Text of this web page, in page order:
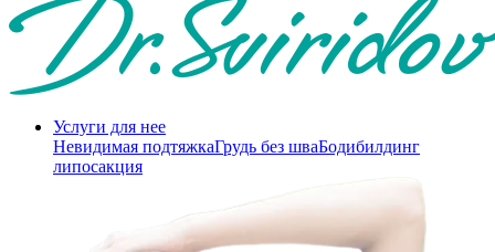
Услуги для нее
Невидимая подтяжкаГрудь без шваБодибилдинг
липосакция